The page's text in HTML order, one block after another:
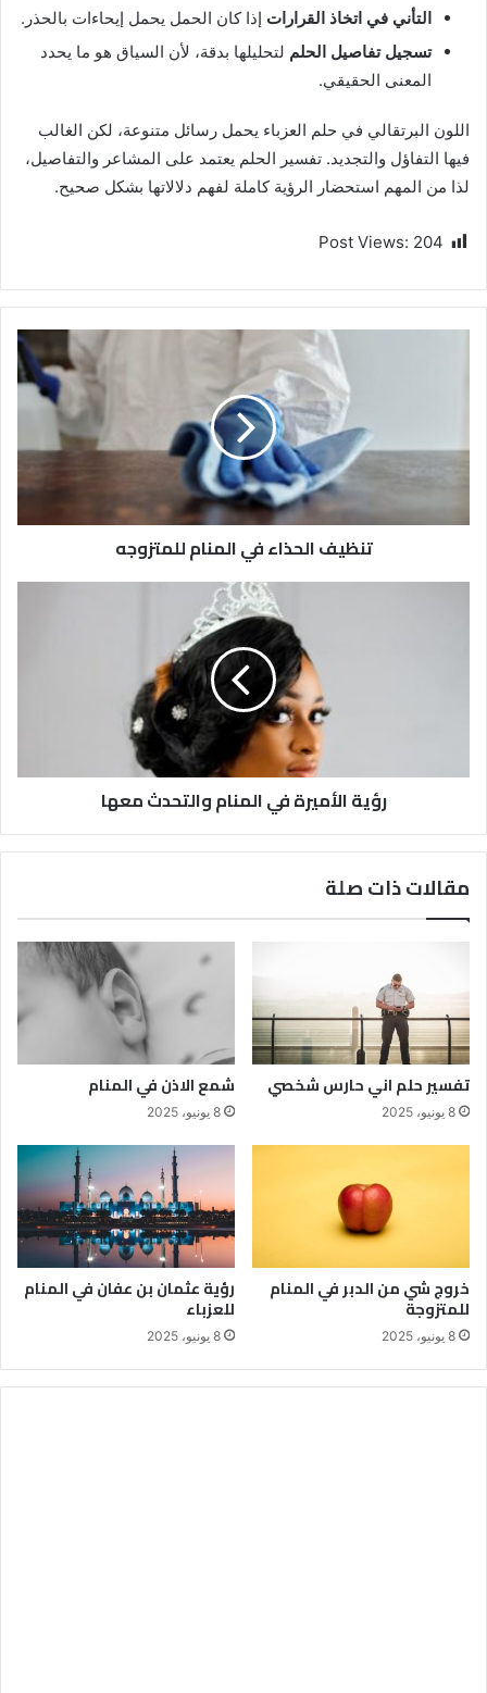
التأني في اتخاذ القرارات إذا كان الحمل يحمل إيحاءات بالحذر.
تسجيل تفاصيل الحلم لتحليلها بدقة، لأن السياق هو ما يحدد
المعنى الحقيقي.
اللون البرتقالي في حلم العزباء يحمل رسائل متنوعة، لكن الغالب
فيها التفاؤل والتجديد. تفسير الحلم يعتمد على المشاعر والتفاصيل،
لذا من المهم استحضار الرؤية كاملة لفهم دلالاتها بشكل صحيح.
Post Views: 204
تنظيف الحذاء في المنام للمتزوجه
رؤية الأميرة في المنام والتحدث معها
مقالات ذات صلة
تفسير حلم اني حارس شخصي
8 يونيو، 2025
شمع الاذن في المنام
8 يونيو، 2025
خروج شي من الدبر في المنام
للمتزوجة
8 يونيو، 2025
رؤية عثمان بن عفان في المنام
للعزباء
8 يونيو، 2025